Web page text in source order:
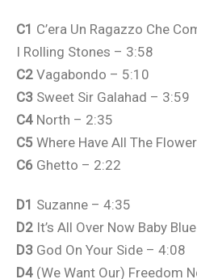
C1 C’era Un Ragazzo Che
I Rolling Stones – 3:58
C2 Vagabondo – 5:10
C3 Sweet Sir Galahad – 3:59
C4 North – 2:35
C5 Where Have All The
C6 Ghetto – 2:22
D1 Suzanne – 4:35
D2 It’s All Over Now Baby
D3 God On Your Side – 4:08
D4 (We Want Our) Freedom